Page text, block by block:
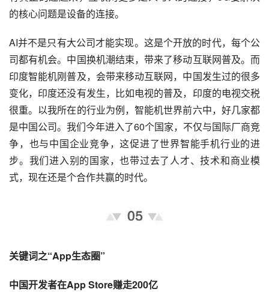
的核心问题是设备的连接。
AI并不是只有大公司才能实现。这是个开放的时代，每个公
司都有机会。中国换机潮结束，带来了移动互联网普及。而
印度智能机刚普及，会带来移动互联网，中国发生过的很多
变化，印度还没有发生，比如电视的普及，印度的电视交税
很重。以我所在的行业为例，智能机世界前六中，好几家都
是中国公司。我们今年进入了60个国家，不仅与国际厂商竞
争，也与中国企业竞争，这促进了世界智能手机行业的进
步。我们进入别的国家，也带过去了人才、技术和商业模
式，现在还是个合作共赢的时代。
关键词之“App生态圈”
中国开发者在App Store赚走200亿